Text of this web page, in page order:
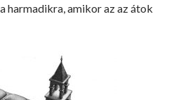
harmadikra, amikor az az átok